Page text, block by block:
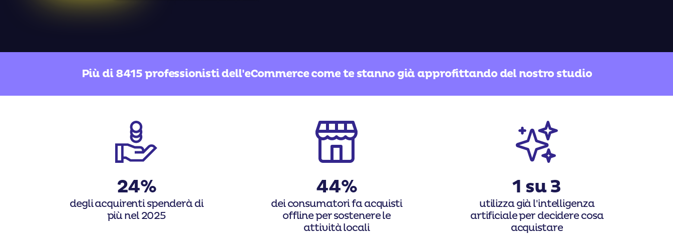
Più di8415professionisti dell'eCommerce come te stanno già approfittando del nostro studio
24%
degli acquirenti spenderà di
più nel 2025
44%
dei consumatori fa acquisti
offline per sostenere le
attività locali
1 su 3
utilizza già l'intelligenza
artificiale per decidere cosa
acquistare